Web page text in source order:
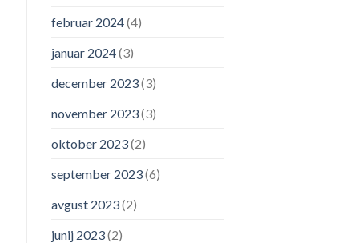
februar 2024(4)
januar 2024(3)
december 2023(3)
november 2023(3)
oktober 2023(2)
september 2023(6)
avgust 2023(2)
junij 2023(2)